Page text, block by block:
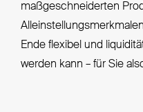
maßgeschneiderten
Ende flexibel und
werden kann – für Sie